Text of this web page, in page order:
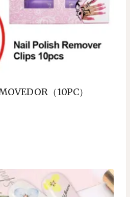
（10PC）